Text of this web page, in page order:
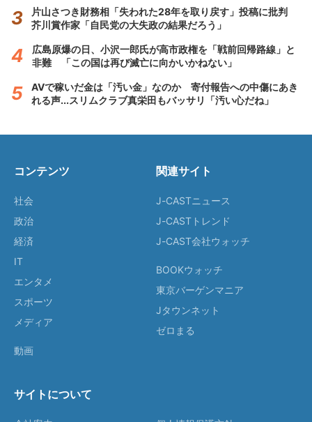
片山さつき財務相「失われた28年を取り戻す」投稿に批判
芥川賞作家「自民党の大失政の結果だろう」
広島原爆の日、小沢一郎氏が高市政権を「戦前回帰路線」と
非難 「この国は再び滅亡に向かいかねない」
AVで稼いだ金は「汚い金」なのか 寄付報告への中傷にあき
れる声...スリムクラブ真栄田もバッサリ「汚い心だね」
コンテンツ
社会
政治
経済
IT
エンタメ
スポーツ
メディア
動画
関連サイト
J-CASTニュース
J-CASTトレンド
J-CAST会社ウォッチ
BOOKウォッチ
東京バーゲンマニア
Jタウンネット
ゼロまる
サイトについて